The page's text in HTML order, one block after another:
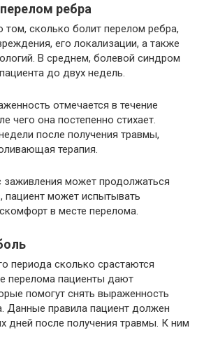
ребра
том, сколько болит перелом ребра,
его локализации, а также
В среднем, болевой синдром
до двух недель.
отмечается в течение
чего она постепенно стихает.
после получения травмы,
терапия.
заживления может продолжаться
пациент может испытывать
в месте перелома.
периода сколько срастаются
перелома пациенты дают
помогут снять выраженность
Данные правила пациент должен
дней после получения травмы. К ним